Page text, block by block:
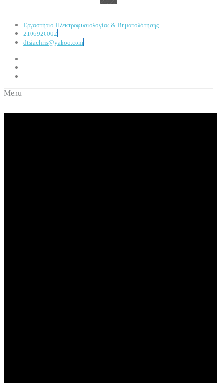
Εργαστήριο Ηλεκτροφυσιολογίας & Βηματοδότησης
2106926002
dtsiachris@yahoo.com
Menu